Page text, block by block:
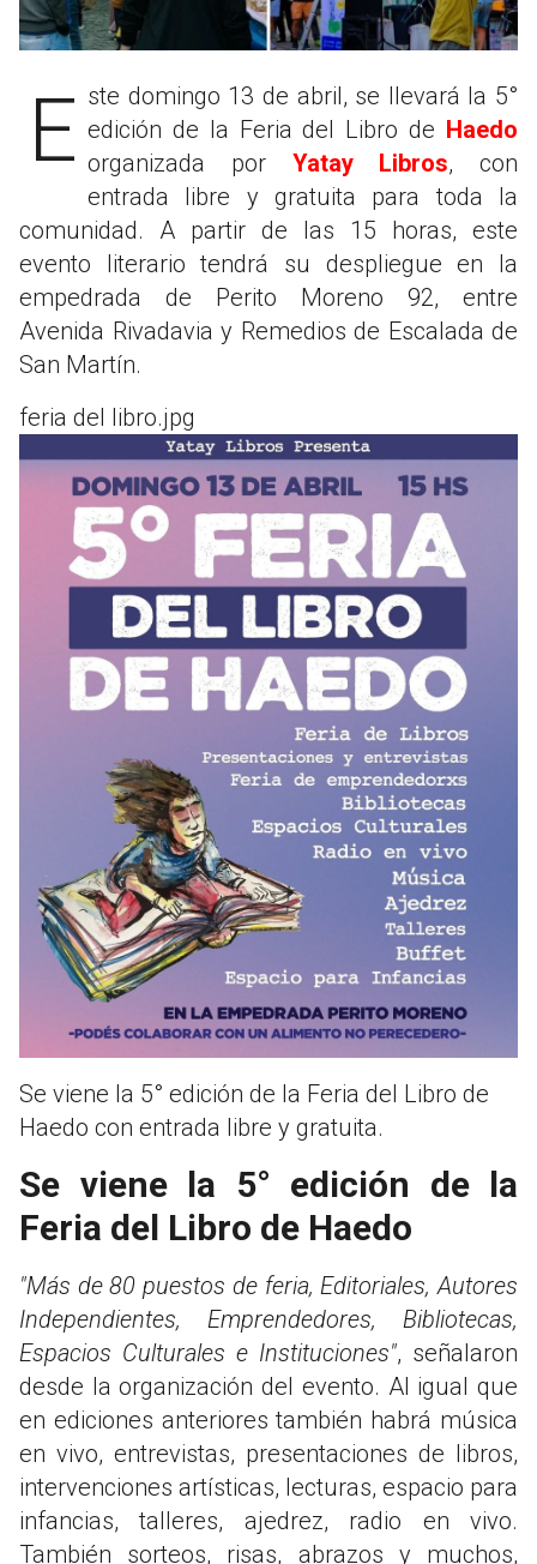
Este domingo 13 de abril, se llevará la 5° edición de la Feria del Libro de Haedo
organizada por Yatay Libros, con
entrada libre y gratuita para toda la
comunidad. A partir de las 15 horas, este
evento literario tendrá su despliegue en la
empedrada de Perito Moreno 92, entre
Avenida Rivadavia y Remedios de Escalada de
San Martín.
feria del libro.jpg
Se viene la 5° edición de la Feria del Libro de
Haedo con entrada libre y gratuita.
Se viene la 5° edición de la
Feria del Libro de Haedo
"Más de 80 puestos de feria, Editoriales, Autores
Independientes, Emprendedores, Bibliotecas,
Espacios Culturales e Instituciones", señalaron
desde la organización del evento. Al igual que
en ediciones anteriores también habrá música
en vivo, entrevistas, presentaciones de libros,
intervenciones artísticas, lecturas, espacio para
infancias, talleres, ajedrez, radio en vivo.
También sorteos, risas, abrazos y muchos,